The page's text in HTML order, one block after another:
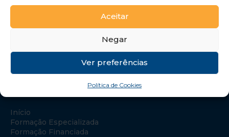
Aceitar
Negar
Ver preferências
Política de Cookies
Início
Formação Especializada
Formação Financiada